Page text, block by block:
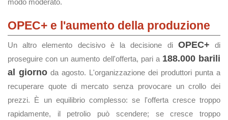
modo moderato.
OPEC+ e l'aumento della produzione
Un altro elemento decisivo è la decisione di OPEC+ di
proseguire con un aumento dell'offerta, pari a 188.000 barili
al giorno da agosto. L'organizzazione dei produttori punta a
recuperare quote di mercato senza provocare un crollo dei
prezzi. È un equilibrio complesso: se l'offerta cresce troppo
rapidamente, il petrolio può scendere; se cresce troppo